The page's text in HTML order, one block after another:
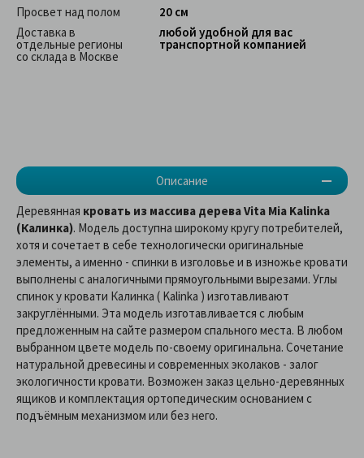
Описание
Просвет над полом
20 см
Доставка в
отдельные регионы
со склада в Москве
любой удобной для вас
транспортной компанией
Деревянная кровать из массива дерева Vita Mia Kalinka
(Калинка). Модель доступна широкому кругу потребителей,
хотя и сочетает в себе технологически оригинальные
элементы, а именно - спинки в изголовье и в изножье кровати
выполнены с аналогичными прямоугольными вырезами. Углы
спинок у кровати Калинка ( Kalinka ) изготавливают
закруглёнными. Эта модель изготавливается с любым
предложенным на сайте размером спального места. В любом
выбранном цвете модель по-своему оригинальна. Сочетание
натуральной древесины и современных эколаков - залог
экологичности кровати. Возможен заказ цельно-деревянных
ящиков и комплектация ортопедическим основанием с
подъёмным механизмом или без него.